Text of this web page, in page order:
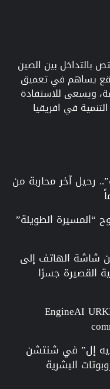
بالتداخل بين الصين
يساهم في تعميق
ويسعى للاستفادة
في افريقيا
رحيل آخر محاربة من
“المسيرة الطويلة”
شاشة الهاتف إلى
القصيرة جسرًا
EngineAI
إل” في شنتشن
البشرية